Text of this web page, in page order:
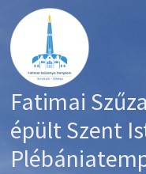
content
Fatimai
épült Szent